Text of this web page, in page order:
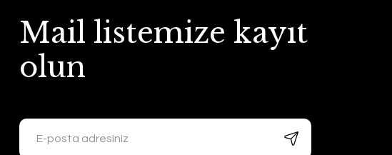
Mail listemize kayıt
olun